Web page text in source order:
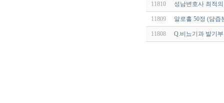
11810 성남변호사 최적
11809 알로홀 50정 (담
11808 Q.비뇨기과 발기